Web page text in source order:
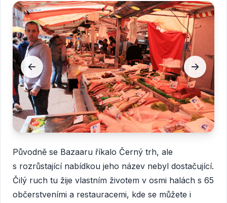
Původně se Bazaaru říkalo Černý trh, ale
s rozrůstající nabídkou jeho název nebyl dostačující.
Čilý ruch tu žije vlastním životem v osmi halách s 65
občerstveními a restauracemi, kde se můžete i